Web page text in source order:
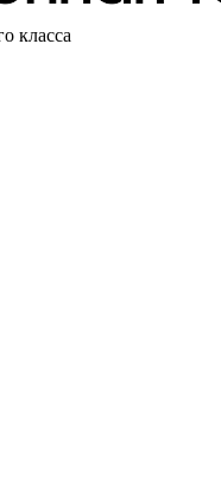
класса